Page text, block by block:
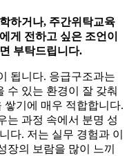
하거나, 주간위탁교육
게 전하고 싶은 조언이
부탁드립니다.
됩니다. 응급구조과는
수 있는 환경이 잘 갖춰
쌓기에 매우 적합합니다.
는 과정 속에서 분명 성
다. 저는 실무 경험과 이
장의 보람을 많이 느끼